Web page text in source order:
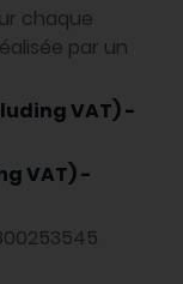
chaque
par un
VAT) -
VAT) -